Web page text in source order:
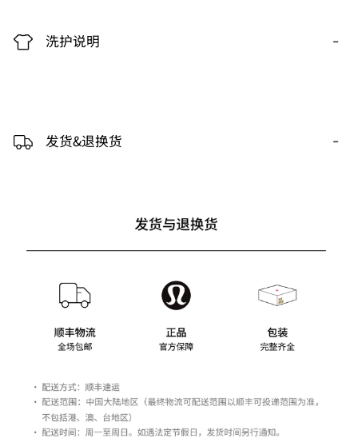
洗护说明 -
发货&退换货 -